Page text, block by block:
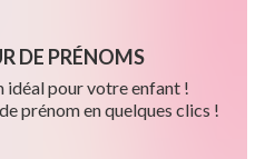
DE PRÉNOMS
idéal pour votre enfant !
prénom en quelques clics !